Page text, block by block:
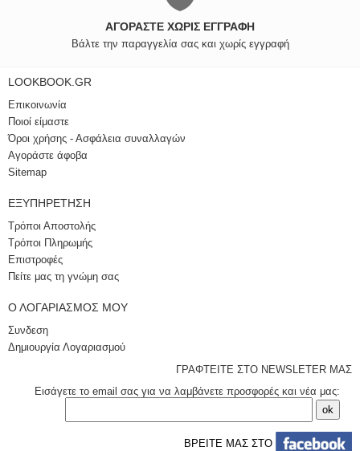
ΑΓΟΡΆΣΤΕ ΧΩΡΊΣ ΕΓΓΡΑΦΉ
Βάλτε την παραγγελία σας και χωρίς εγγραφή
LOOKBOOK.GR
Επικοινωνία
Ποιοί είμαστε
Όροι χρήσης - Ασφάλεια συναλλαγών
Αγοράστε άφοβα
Sitemap
ΕΞΥΠΗΡΈΤΗΣΗ
Τρόποι Αποστολής
Τρόποι Πληρωμής
Επιστροφές
Πείτε μας τη γνώμη σας
Ο ΛΟΓΑΡΙΑΣΜΌΣ ΜΟΥ
Συνδεση
Δημιουργία Λογαριασμού
ΓΡΑΦΤΕΙΤΕ ΣΤΟ NEWSLETER ΜΑΣ
Εισάγετε το email σας για να λαμβάνετε προσφορές και νέα μας:
ΒΡΕΙΤΕ ΜΑΣ ΣΤΟ